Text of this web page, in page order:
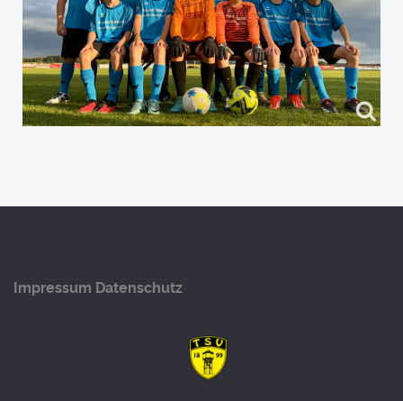
Impressum Datenschutz